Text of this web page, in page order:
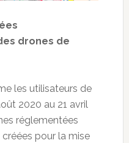
drones de
les utilisateurs de
2020 au 21 avril
réglementées
pour la mise